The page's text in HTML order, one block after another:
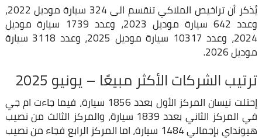
يُذكر أن تراخيص الملاكي تنقسم الى 324 سيارة موديل 2022،
وعدد 642 سيارة موديل 2023، وعدد 1739 سيارة موديل
2024، وعدد 10317 سيارة موديل 2025، وعدد 3118 سيارة
موديل 2026.
ترتيب الشركات الأكثر مبيعًا – يونيو 2025
إحتلت نيسان المركز الأول بعدد 1856 سيارة، فيما جاءت ام جي
في المركز الثاني بعدد 1839 سيارة، والمركز الثالث من نصيب
هيونداي بإجمالي 1484 سيارة، اما المركز الرابع فجاء من نصيب